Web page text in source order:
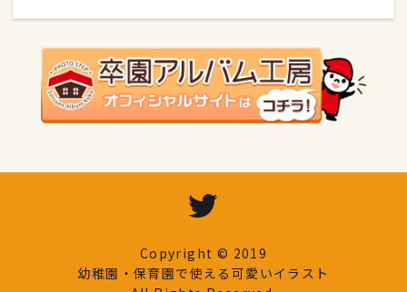
Copyright © 2019
幼稚園・保育園で使える可愛いイラスト